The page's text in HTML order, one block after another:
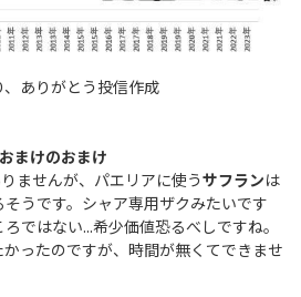
ありがとう投信作成
おまけのおまけ
ませんが、パエリアに使うサフランは
そうです。シャア専用ザクみたいです
ではない...希少価値恐るべしですね。
ったのですが、時間が無くてできませ